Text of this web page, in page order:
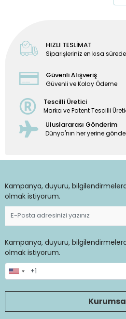
HIZLI TESLİMAT
Siparişleriniz en kısa
Güvenli Alışveriş
Güvenli ve Kolay Ödeme
Tescilli Üretici
Marka ve Patent Tescilli
Uluslararası Gönderim
Dünya'nın her yerine
Kampanya, duyuru,
olmak istiyorum.
Kampanya, duyuru,
olmak istiyorum.